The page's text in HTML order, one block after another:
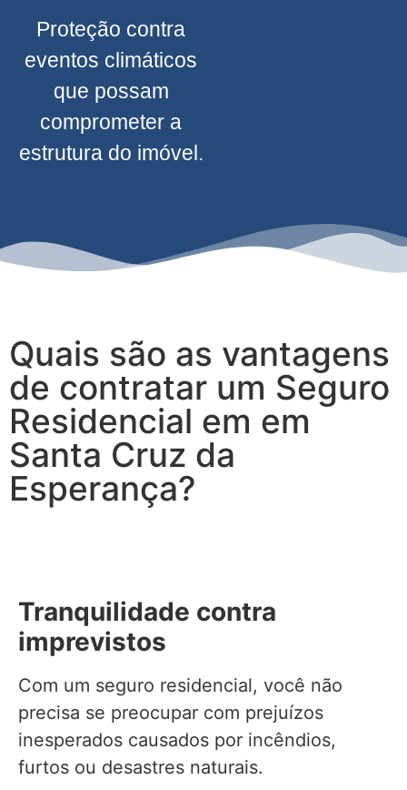
Proteção contra
eventos climáticos
que possam
comprometer a
estrutura do imóvel.
Quais são as vantagens
de contratar um Seguro
Residencial em em
Santa Cruz da
Esperança?
Tranquilidade contra
imprevistos
Com um seguro residencial, você não
precisa se preocupar com prejuízos
inesperados causados por incêndios,
furtos ou desastres naturais.